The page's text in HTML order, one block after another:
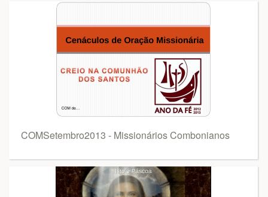
COMSetembro2013 - Missionários Combonianos